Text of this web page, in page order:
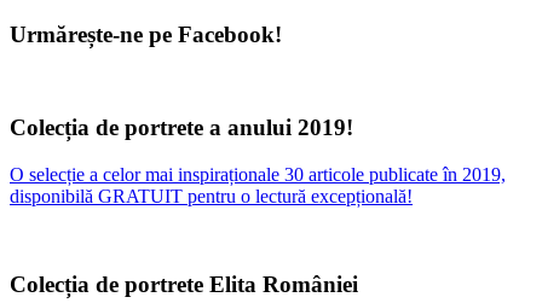
Urmărește-ne pe Facebook!
Colecția de portrete a anului 2019!
O selecție a celor mai inspiraționale 30 articole publicate în 2019,
disponibilă GRATUIT pentru o lectură excepțională!
Colecția de portrete Elita României